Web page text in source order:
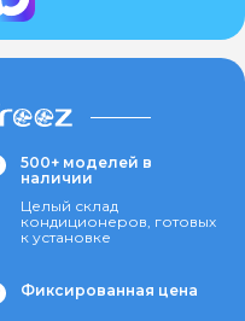
500+ моделей в
наличии
Целый склад
кондиционеров, готовых
к установке
Фиксированная цена